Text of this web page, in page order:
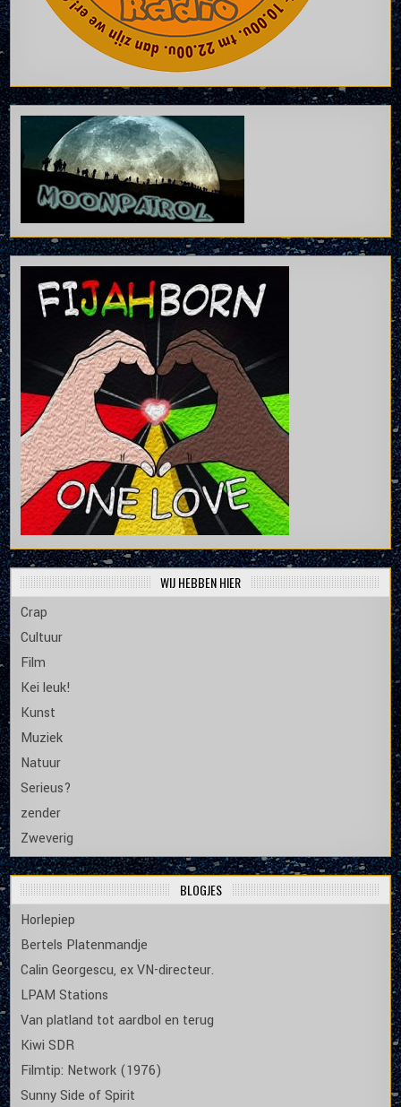
WIJ HEBBEN HIER
Crap
Cultuur
Film
Kei leuk!
Kunst
Muziek
Natuur
Serieus?
zender
Zweverig
BLOGJES
Horlepiep
Bertels Platenmandje
Calin Georgescu, ex VN-directeur.
LPAM Stations
Van platland tot aardbol en terug
Kiwi SDR
Filmtip: Network (1976)
Sunny Side of Spirit